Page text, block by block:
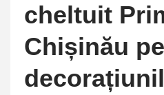
cheltuit
Chișinău